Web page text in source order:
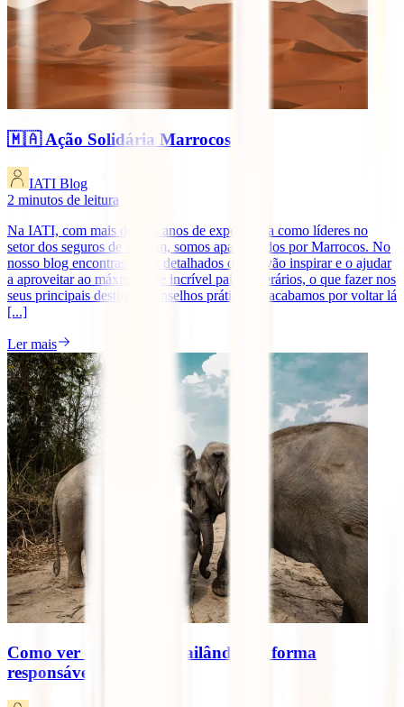
🇲🇦 Ação Solidária Marrocos
IATI Blog
2 minutos de leitura
Na IATI, com mais de 135 anos de experiência como líderes no
setor dos seguros de viagem, somos apaixonados por Marrocos. No
nosso blog encontras guias detalhados que te vão inspirar e o ajudar
a aproveitar ao máximo este incrível país. Itinerários, o que fazer nos
seus principais destinos, conselhos práticos… acabamos por voltar lá
[...]
Ler mais
Como ver elefantes na Tailândia de forma
responsável